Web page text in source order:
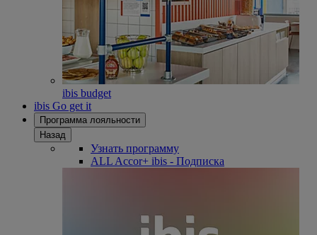
ibis budget
ibis Go get it
Программа лояльности
Назад
Узнать программу
ALL Accor+ ibis - Подписка